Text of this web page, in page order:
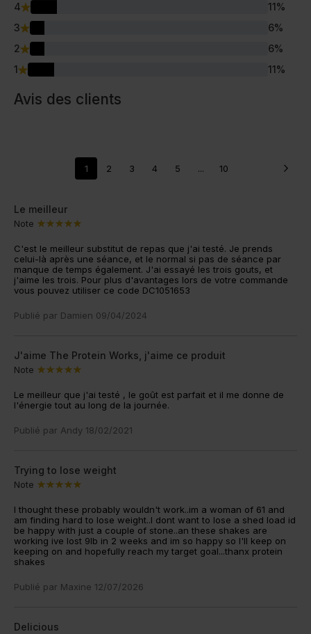
4
11%
3
6%
2
6%
1
11%
Avis des clients
1 2 3 4 5 ... 10
Le meilleur
Note
C'est le meilleur substitut de repas que j'ai testé. Je prends
celui-là après une séance, et le normal si pas de séance par
manque de temps également. J'ai essayé les trois gouts, et
j'aime les trois. Pour plus d'avantages lors de votre commande
vous pouvez utiliser ce code DC1051653
Publié par Damien 09/04/2024
J'aime The Protein Works, j'aime ce produit
Note
Le meilleur que j'ai testé , le goût est parfait et il me donne de
l'énergie tout au long de la journée.
Publié par Andy 18/02/2021
Trying to lose weight
Note
I thought these probably wouldn't work..im a woman of 61 and
am finding hard to lose weight..I dont want to lose a shed load id
be happy with just a couple of stone..an these shakes are
working ive lost 9lb in 2 weeks and im so happy so I'll keep on
keeping on and hopefully reach my target goal...thanx protein
shakes
Publié par Maxine 12/07/2026
Delicious